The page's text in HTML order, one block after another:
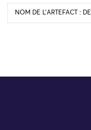
NOM DE L’ARTEFACT :